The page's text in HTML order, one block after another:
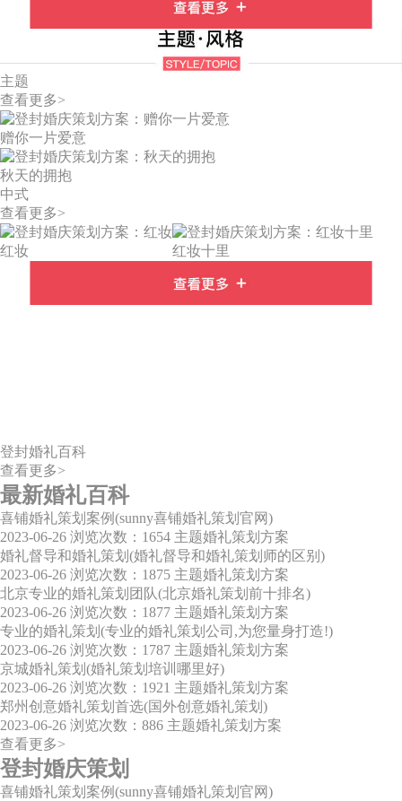
主题
查看更多>
赠你一片爱意
秋天的拥抱
中式
查看更多>
红妆 红妆十里
登封婚礼百科
查看更多>
最新婚礼百科
喜铺婚礼策划案例(sunny喜铺婚礼策划官网)
2023-06-26 浏览次数：1654 主题婚礼策划方案
婚礼督导和婚礼策划(婚礼督导和婚礼策划师的区别)
2023-06-26 浏览次数：1875 主题婚礼策划方案
北京专业的婚礼策划团队(北京婚礼策划前十排名)
2023-06-26 浏览次数：1877 主题婚礼策划方案
专业的婚礼策划(专业的婚礼策划公司,为您量身打造!)
2023-06-26 浏览次数：1787 主题婚礼策划方案
京城婚礼策划(婚礼策划培训哪里好)
2023-06-26 浏览次数：1921 主题婚礼策划方案
郑州创意婚礼策划首选(国外创意婚礼策划)
2023-06-26 浏览次数：886 主题婚礼策划方案
查看更多>
登封婚庆策划
喜铺婚礼策划案例(sunny喜铺婚礼策划官网)